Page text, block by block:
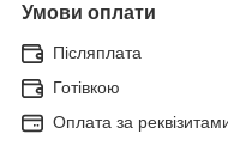
Умови оплати
Післяплата
Готівкою
Оплата за